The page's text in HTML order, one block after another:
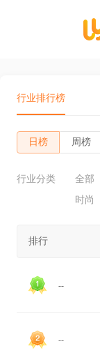
行业排行榜
日榜 周榜
行业分类 全部
时尚
排行
--
--